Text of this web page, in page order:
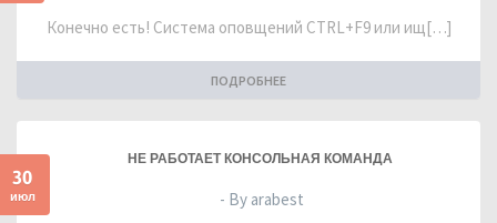
Конечно есть! Система оповщений CTRL+F9 или ищ[…]
ПОДРОБНЕЕ
30
июл
НЕ РАБОТАЕТ КОНСОЛЬНАЯ КОМАНДА
- By arabest